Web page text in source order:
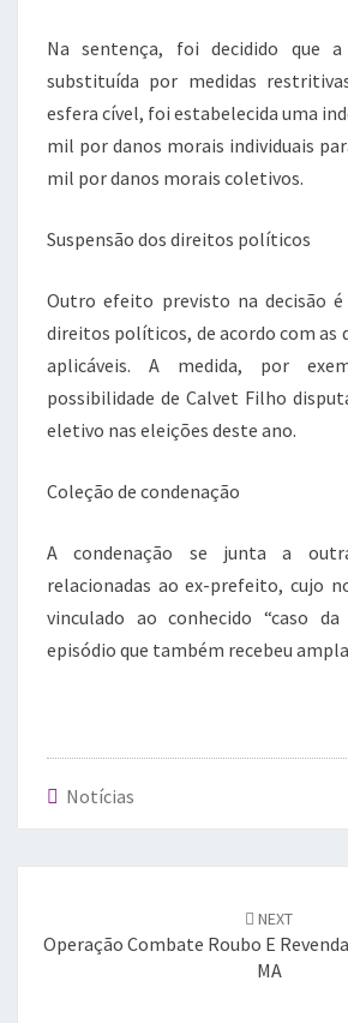
Na sentença, foi decidido que
substituída por medidas
esfera cível, foi estabelecida uma
mil por danos morais individuais
mil por danos morais coletivos.
Suspensão dos direitos políticos
Outro efeito previsto na decisão é
direitos políticos, de acordo com as
aplicáveis. A medida, por
possibilidade de Calvet Filho
eletivo nas eleições deste ano.
Coleção de condenação
A condenação se junta a
relacionadas ao ex-prefeito, cujo
vinculado ao conhecido “caso da
episódio que também recebeu
Notícias
NEXT
Operação Combate Roubo E
MA